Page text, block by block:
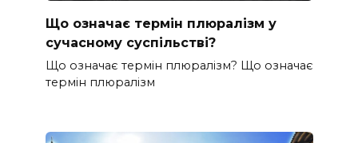
Що означає термін плюралізм у
сучасному суспільстві?
Що означає термін плюралізм? Що означає
термін плюралізм